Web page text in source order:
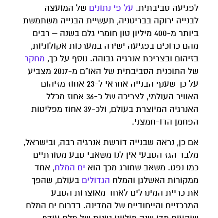
לפגיעה סביבתית. על פי נתונים של המועצה
לבנייה ירוקה בבריטניה, תעשיית הבנייה משתמשת
ביותר מ-400 מיליון טון חומרי גלם בשנה – רבים
מהם כרוכים בפגיעה ישירה במערכות אקולוגיות,
בזיהום ובצריכת אנרגיה גבוהה. נוסף על כך, מחקר
של התוכנית הסביבתית של האו"ם מ-2017 מצביע
על כך שענף הבנייה אחראי ל-23 אחוז מזיהום
האוויר העולמי, לצריכה של כ-36 אחוז מכלל
האנרגיה המיוצרת בעולם, ולכ-39 אחוז מפליטות
הפחמן הדו-חמצני.
אם כן, נראה שבנייה דורשת אנרגיה רבה, ובישראל,
מלבד הגז הטבעי אין לנו משאבי טבע מסורתיים
כמו נפט. משאב שחורג מכך הוא ים המלח, אחד
ממקורות האשלגן והמלח הגדולים בעולם, שהפך
את כריית המינרלים לאחד מאוצרות הטבע
המרכזיים והייחודיים של המדינה. בדרום ים המלח